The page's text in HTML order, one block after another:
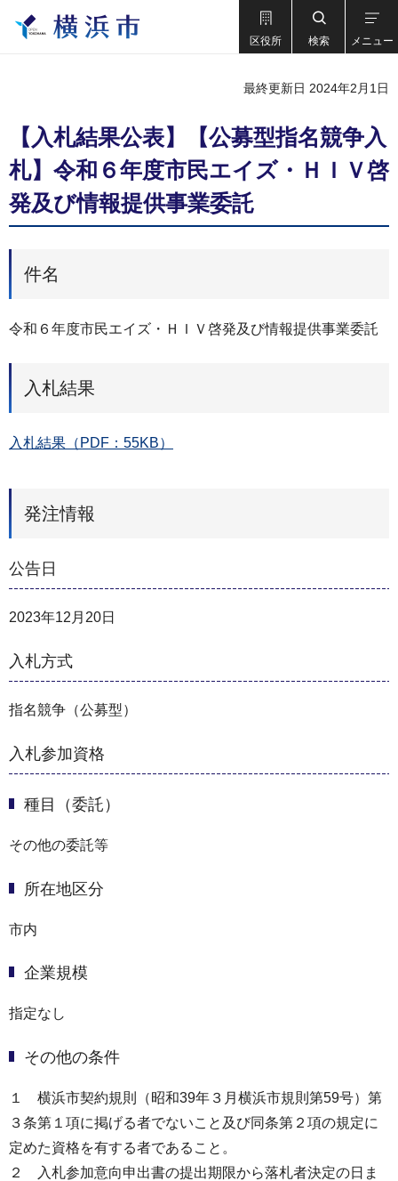
区役所 検索 メニュー
最終更新日 2024年2月1日
【入札結果公表】【公募型指名競争入
札】令和６年度市民エイズ・ＨＩＶ啓
発及び情報提供事業委託
件名
令和６年度市民エイズ・ＨＩＶ啓発及び情報提供事業委託
入札結果
入札結果（PDF：55KB）
発注情報
公告日
2023年12月20日
入札方式
指名競争（公募型）
入札参加資格
種目（委託）
その他の委託等
所在地区分
市内
企業規模
指定なし
その他の条件
１ 横浜市契約規則（昭和39年３月横浜市規則第59号）第
３条第１項に掲げる者でないこと及び同条第２項の規定に
定めた資格を有する者であること。
２ 入札参加意向申出書の提出期限から落札者決定の日ま